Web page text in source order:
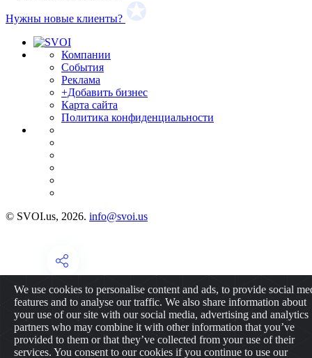
Нужны новые клиенты?
Компании
События
Реклама
+Добавить бизнес
Карта сайта
Политика конфиденциальности
© SVOI.us, 2026. info@svoi.us
We use cookies to personalise content and ads, to provide social
features and to analyse our traffic. We also share information about
your use of our site with our social media, advertising and analytics
partners who may combine it with other information that you’ve
provided to them or that they’ve collected from your use of their
services. You consent to our cookies if you continue to use our